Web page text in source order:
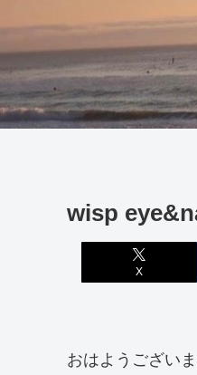
wisp
X
おはようござい